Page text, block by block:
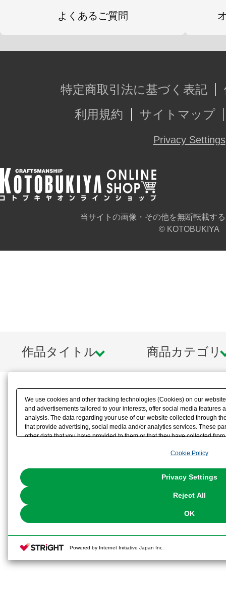
・ジルコニア本体×1
・手首パーツ×7種
・フライングベース対応3mm穴あり
※画像は試作品です。実際の商品と
ます。また撮影用に塗装されており
※本製品はお客様ご自身で組み立て
よくあるご質問
特定商取引法に基づく表記
利用規約
サイトマップ
Privacy Settings
当サイトの画像・その他を無断転載す
© KOTOBUKIYA
作品タイトル 商品カテゴリ
We use cookies and other tracking technologies (Cookies) on our
and advertisements tailored to your interests, offer social media features
analysis. The data regarding your use of our website collected through
that provide advertising, social media and/or analytics services. These
other data that you have provided to them or that they have collected
the use of all Cookies except for Strictly Necessary Cookies, please
You can change your consent or rejection settings at any time via
Cookie Policy
Privacy Settings
Reject All
OK
Powered by Internet Initiative Japan Inc.